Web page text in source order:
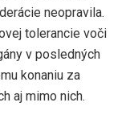
neopravila.
tolerancie voči
v posledných
konaniu za
aj mimo nich.